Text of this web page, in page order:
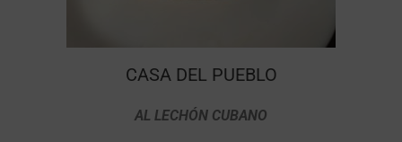
CASA DEL PUEBLO
AL LECHÓN CUBANO